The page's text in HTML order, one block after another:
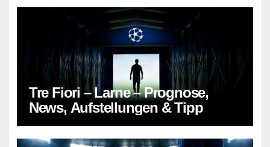
Tre Fiori – Larne – Prognose,
News, Aufstellungen & Tipp